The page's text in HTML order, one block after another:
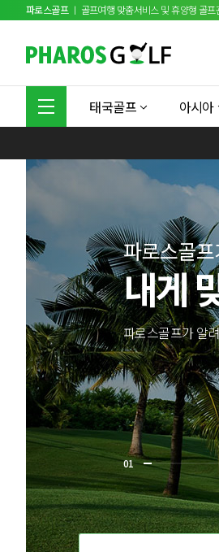
파로스골프 ㅣ 골프여행 맞춤서비스 및 휴양형 골
태국골프 아시아
파로스골
내게
파로스골프가 알
01